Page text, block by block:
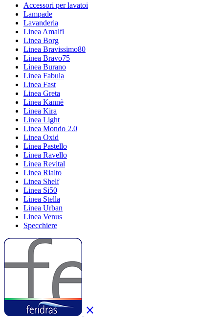
Accessori per lavatoi
Lampade
Lavanderia
Linea Amalfi
Linea Borg
Linea Bravissimo80
Linea Bravo75
Linea Burano
Linea Fabula
Linea Fast
Linea Greta
Linea Kannè
Linea Kira
Linea Light
Linea Mondo 2.0
Linea Oxid
Linea Pastello
Linea Ravello
Linea Revital
Linea Rialto
Linea Shelf
Linea Si50
Linea Stella
Linea Urban
Linea Venus
Specchiere
close